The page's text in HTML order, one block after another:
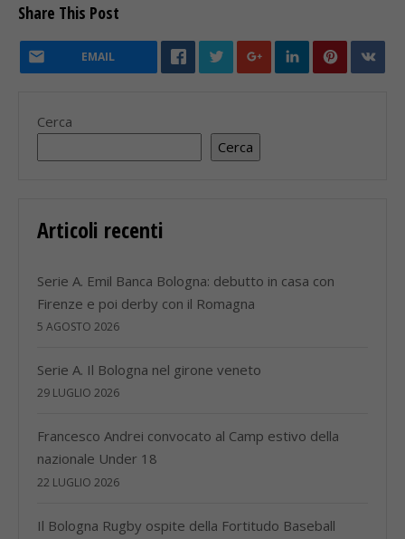
Share This Post
EMAIL
Cerca
Cerca
Articoli recenti
Serie A. Emil Banca Bologna: debutto in casa con
Firenze e poi derby con il Romagna
5 AGOSTO 2026
Serie A. Il Bologna nel girone veneto
29 LUGLIO 2026
Francesco Andrei convocato al Camp estivo della
nazionale Under 18
22 LUGLIO 2026
Il Bologna Rugby ospite della Fortitudo Baseball